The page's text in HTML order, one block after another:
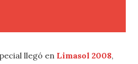
llegó en Limasol 2008,